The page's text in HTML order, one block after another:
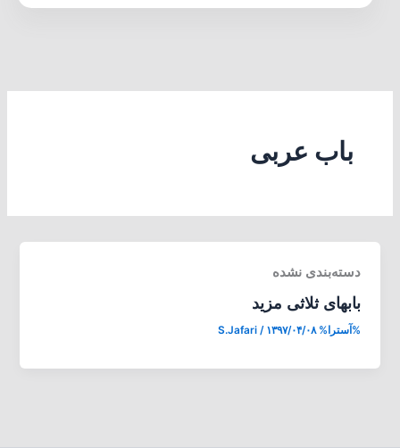
باب عربی
دسته‌بندی نشده
بابهای ثلاثی مزید
%آسترا% S.Jafari / ۱۳۹۷/۰۴/۰۸